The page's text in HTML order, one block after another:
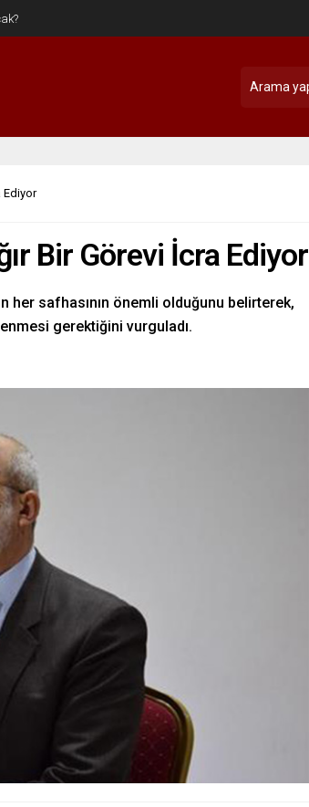
Ediyor
Bir Görevi İcra Ediyor
her safhasının önemli olduğunu belirterek,
gerektiğini vurguladı.